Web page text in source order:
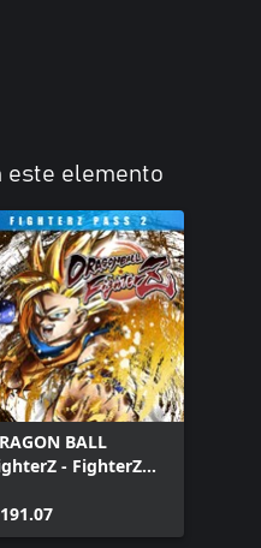
este elemento
BALL
- FighterZ